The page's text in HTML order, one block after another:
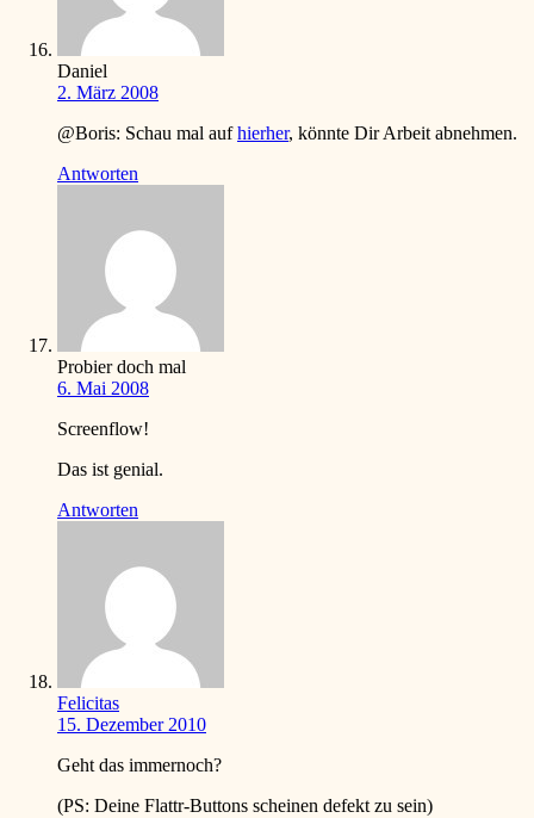
Daniel
2. März 2008
@Boris: Schau mal aufhierher, könnte Dir Arbeit abnehmen.
Antworten
Probier doch mal
6. Mai 2008
Screenflow!
Das ist genial.
Antworten
Felicitas
15. Dezember 2010
Geht das immernoch?
(PS: Deine Flattr-Buttons scheinen defekt zu sein)